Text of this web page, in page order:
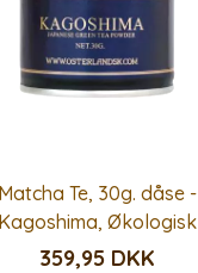
Te, 30g. dåse -
Økologisk
359,95 DKK